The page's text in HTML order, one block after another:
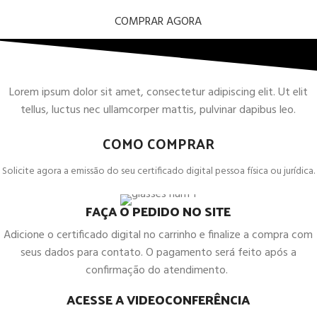
COMPRAR AGORA
Lorem ipsum dolor sit amet, consectetur adipiscing elit. Ut elit
tellus, luctus nec ullamcorper mattis, pulvinar dapibus leo.
COMO COMPRAR
Solicite agora a emissão do seu certificado digital pessoa física ou jurídica.
FAÇA O PEDIDO NO SITE
Adicione o certificado digital no carrinho e finalize a compra com
seus dados para contato. O pagamento será feito após a
confirmação do atendimento.
ACESSE A VIDEOCONFERÊNCIA